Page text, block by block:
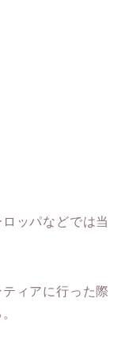
ッパなどでは当
ィアに行った際